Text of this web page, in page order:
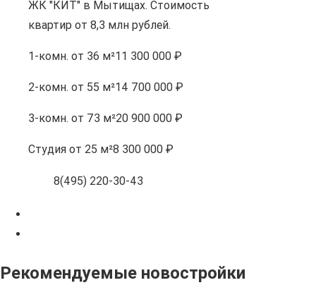
ЖК "КИТ" в Мытищах. Стоимость
квартир от 8,3 млн рублей.
1-комн. от 36 м²11 300 000 ₽
2-комн. от 55 м²14 700 000 ₽
3-комн. от 73 м²20 900 000 ₽
Студия от 25 м²8 300 000 ₽
8(495) 220-30-43
Рекомендуемые новостройки